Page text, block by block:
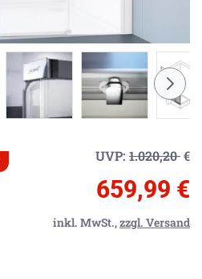
UVP: 1.020,20€
659,99 €
inkl. MwSt.,zzgl. Versand